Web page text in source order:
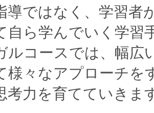
導ではなく、学習者
自ら学んでいく学習
ルコースでは、幅広
様々なアプローチを
考力を育てていきま